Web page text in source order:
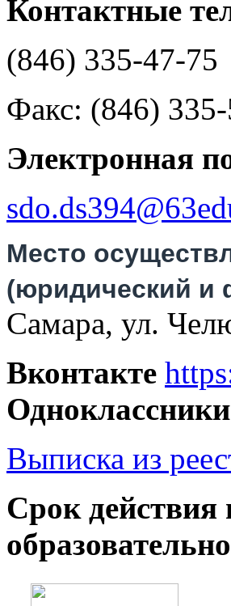
Контактные
(846) 335-47-75
Факс: (846)
Электронная
Место
(юридический и
Самара, ул.
Вконтакте
Одноклассники
Выписка из
Cрок действия